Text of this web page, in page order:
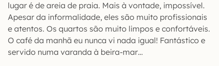
lugar é de areia de praia. Mais à vontade, impossível.
Apesar da informalidade, eles são muito profissionais
e atentos. Os quartos são muito limpos e confortáveis.
O café da manhã eu nunca vi nada igual! Fantástico e
servido numa varanda à beira-mar…